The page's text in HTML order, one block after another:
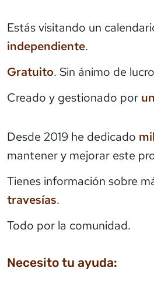
Estás visitando un
independiente.
Gratuito. Sin ánimo de
Creado y gestionado por
Desde 2019 he dedicado
mantener y mejorar este
Tienes información sobre
travesías.
Todo por la comunidad.
Necesito tu ayuda: